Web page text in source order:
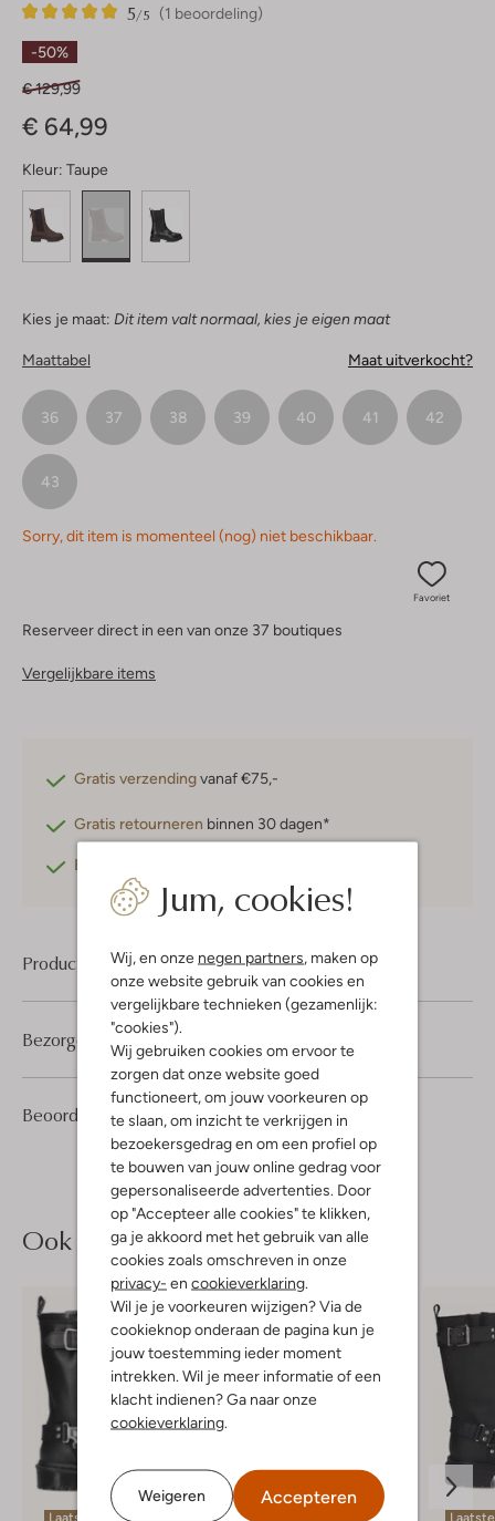
Jum, cookies!
Wij, en onze negen partners , maken op
onze website gebruik van cookies en
vergelijkbare technieken (gezamenlijk:
"cookies").
Wij gebruiken cookies om ervoor te
zorgen dat onze website goed
functioneert, om jouw voorkeuren op
te slaan, om inzicht te verkrijgen in
bezoekersgedrag en om een profiel op
te bouwen van jouw online gedrag voor
gepersonaliseerde advertenties. Door
op "Accepteer alle cookies" te klikken,
ga je akkoord met het gebruik van alle
cookies zoals omschreven in onze
privacy- en cookieverklaring
Wil je je voorkeuren wijzigen? Via de
cookieknop onderaan de pagina kun je
jouw toestemming ieder moment
intrekken. Wil je meer informatie of een
klacht indienen? Ga naar onze
cookieverklaring
Weigeren Accepteren
(1 beoordeling)
5/5
1
5
Sterren
-50%
€ 129,99
€ 64,99
Kleur: Taupe
Kies je maat: Dit item valt normaal, kies je eigen maat
Maattabel Maat uitverkocht?
36 37 38 39 40 41 42
43
Sorry, dit item is momenteel (nog) niet beschikbaar.
Favoriet
Reserveer direct in een van onze 37 boutiques
Vergelijkbare items
Gratis verzendingvanaf €75,-
Gratis retourneren binnen 30 dagen*
Betaal achteraf
Product informatie
Beoordelingen (1) 5/5
1
5
Sterren
Bezorgen & retourneren
Ook iets voor jou?